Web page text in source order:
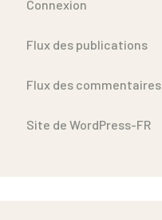
Connexion
Flux des publications
Flux des commentaires
Site de WordPress-FR